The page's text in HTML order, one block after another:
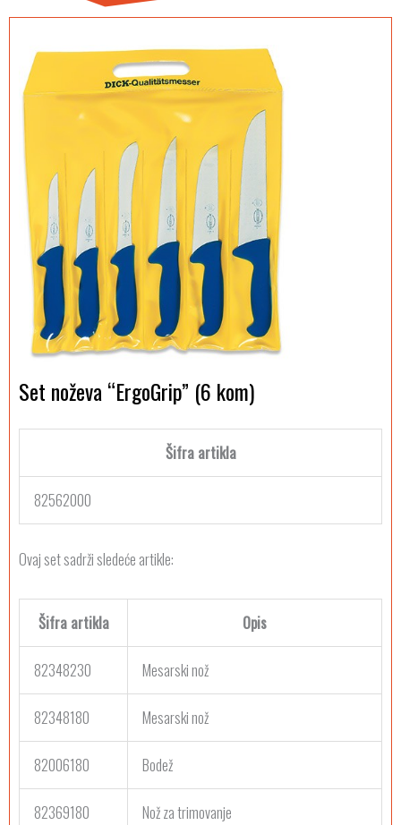
Set noževa “ErgoGrip” (6 kom)
Šifra artikla
82562000
Ovaj set sadrži sledeće artikle:
Šifra artikla Opis
82348230 Mesarski nož
82348180 Mesarski nož
82006180 Bodež
82369180 Nož za trimovanje